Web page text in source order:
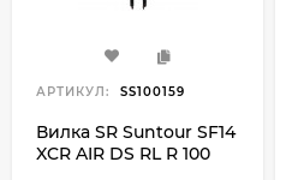
АРТИКУЛ: SS100159
Вилка SR Suntour SF14
XCR AIR DS RL R 100